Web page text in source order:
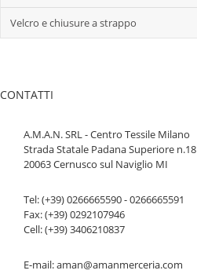
Velcro e chiusure a strappo
CONTATTI
A.M.A.N. SRL - Centro Tessile Milano
Strada Statale Padana Superiore n.18
20063 Cernusco sul Naviglio MI
Tel: (+39) 0266665590 - 0266665591
Fax: (+39) 0292107946
Cell: (+39) 3406210837
E-mail: aman@amanmerceria.com